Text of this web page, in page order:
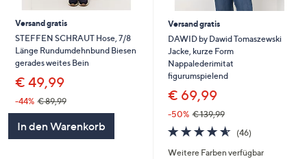
Versand gratis
STEFFEN SCHRAUT Hose, 7/8
Länge Rundumdehnbund Biesen
gerades weites Bein
€ 49,99
-44% € 89,99
In den Warenkorb
Versand gratis
DAWID by Dawid Tomaszewski
Jacke, kurze Form
Nappalederimitat
figurumspielend
€ 69,99
-50% € 139,99
4.5
von
5
(46)
Weitere Farben verfügbar